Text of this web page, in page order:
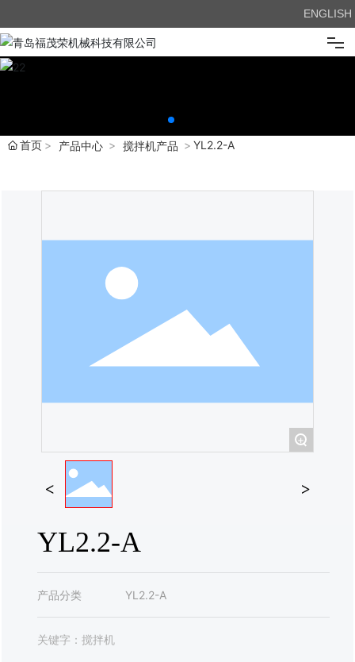
ENGLISH
首页 产品中心 搅拌机产品 YL2.2-A
+
YL2.2-A
产品分类 YL2.2-A
关键字：搅拌机